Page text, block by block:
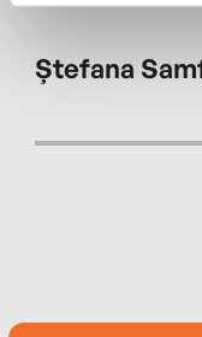
admirația mai
Lahiri, Elizabeth
Eugenia
Ștefana